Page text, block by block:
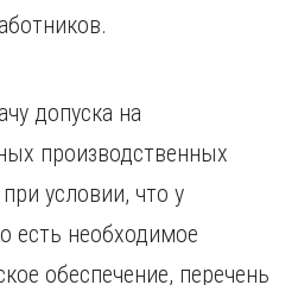
допуска на
производственных
условии, что у
есть необходимое
обеспечение, перечень